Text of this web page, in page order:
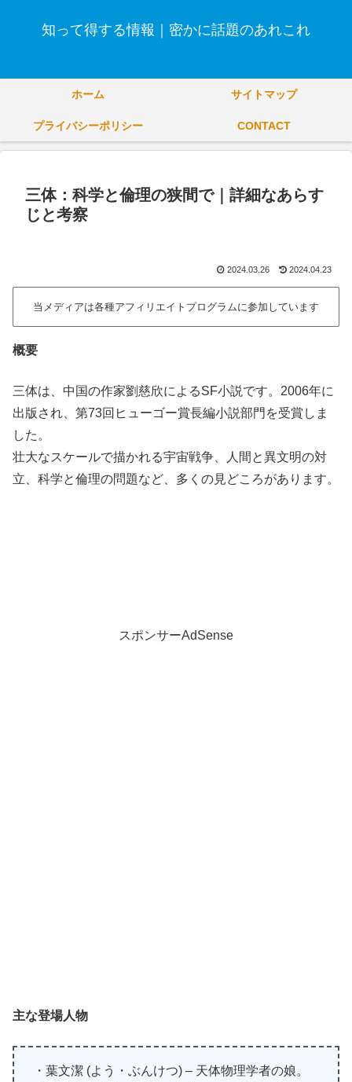
知って得する情報｜密かに話題のあれこれ
ホーム サイトマップ
プライバシーポリシー CONTACT
三体：科学と倫理の狭間で｜詳細なあらす
じと考察
2024.03.26 2024.04.23
当メディアは各種アフィリエイトプログラムに参加しています
概要
三体は、中国の作家劉慈欣によるSF小説です。2006年に
出版され、第73回ヒューゴー賞長編小説部門を受賞しま
した。
壮大なスケールで描かれる宇宙戦争、人間と異文明の対
立、科学と倫理の問題など、多くの見どころがあります。
スポンサーAdSense
主な登場人物
・葉文潔 (よう・ぶんけつ) – 天体物理学者の娘。